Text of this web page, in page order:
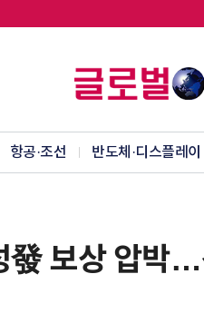
항공·조선 반도체·디스플레이
보상 압박…